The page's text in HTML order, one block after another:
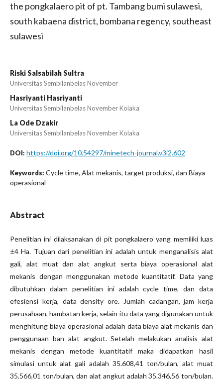
the pongkalaero pit of pt. Tambang bumi sulawesi,
south kabaena district, bombana regency, southeast
sulawesi
Riski Salsabilah Sultra
Universitas Sembilanbelas November
Hasriyanti Hasriyanti
Universitas Sembilanbelas November Kolaka
La Ode Dzakir
Universitas Sembilanbelas November Kolaka
DOI: https://doi.org/10.54297/minetech-journal.v3i2.602
Keywords: Cycle time, Alat mekanis, target produksi, dan Biaya
operasional
Abstract
Penelitian ini dilaksanakan di pit pongkalaero yang memiliki luas
±4 Ha. Tujuan dari penelitian ini adalah untuk menganalisis alat
gali, alat muat dan alat angkut serta biaya operasional alat
mekanis dengan menggunakan metode kuantitatif. Data yang
dibutuhkan dalam penelitian ini adalah cycle time, dan data
efesiensi kerja, data density ore. Jumlah cadangan, jam kerja
perusahaan, hambatan kerja, selain itu data yang digunakan untuk
menghitung biaya operasional adalah data biaya alat mekanis dan
penggunaan ban alat angkut. Setelah melakukan analisis alat
mekanis dengan metode kuantitatif maka didapatkan hasil
simulasi untuk alat gali adalah 35.608,41 ton/bulan, alat muat
35.566,01 ton/bulan, dan alat angkut adalah 35.346,56 ton/bulan.